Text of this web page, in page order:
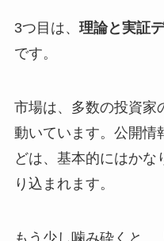
3つ目は、 理論と実証
です。
市場は、多数の投資家
動いています。公開情
どは、基本的にはか
り込まれます。
もう少し噛み砕くと、